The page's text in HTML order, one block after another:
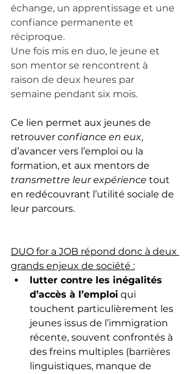
échange, un apprentissage et une
confiance permanente et
réciproque.
Une fois mis en duo, le jeune et
son mentor se rencontrent à
raison de deux heures par
semaine pendant six mois.
Ce lien permet aux jeunes de
retrouver confiance en eux,
d’avancer vers l’emploi ou la
formation, et aux mentors de
transmettre leur expérience tout
en redécouvrant l’utilité sociale de
leur parcours.
DUO for a JOB répond donc à deux
grands enjeux de société :
lutter contre les inégalités
d’accès à l’emploi qui
touchent particulièrement les
jeunes issus de l’immigration
récente, souvent confrontés à
des freins multiples (barrières
linguistiques, manque de